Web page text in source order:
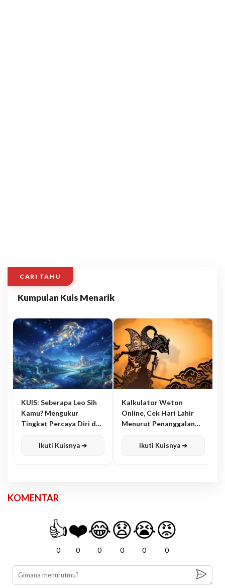
CARI TAHU
Kumpulan Kuis Menarik
KUIS: Seberapa Leo Sih
Kamu? Mengukur
Tingkat Percaya Diri dan
Ikuti Kuisnya ➔
Kalkulator Weton
Online, Cek Hari Lahir
Menurut Penanggalan
Ikuti Kuisnya ➔
KOMENTAR
👍
0
❤️
0
😂
0
😧
0
😭
0
😡
0